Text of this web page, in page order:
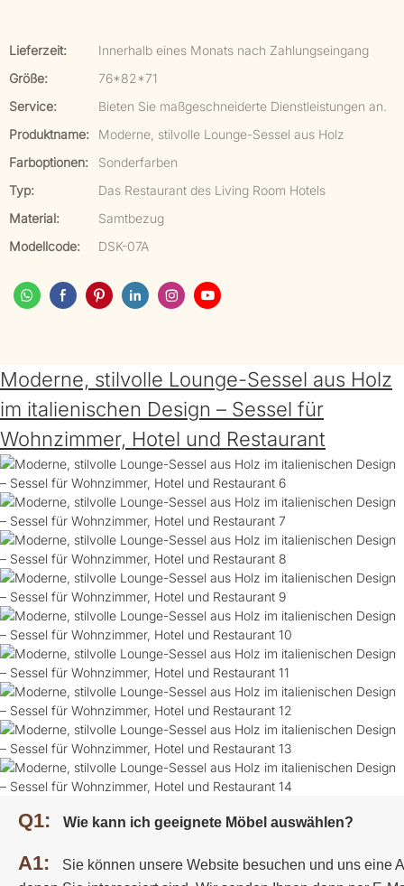
Lieferzeit:
Innerhalb eines Monats nach Zahlungseingang
Größe:
76*82*71
Service:
Bieten Sie maßgeschneiderte Dienstleistungen an.
Produktname:
Moderne, stilvolle Lounge-Sessel aus Holz
Farboptionen:
Sonderfarben
Typ:
Das Restaurant des Living Room Hotels
Material:
Samtbezug
Modellcode:
DSK-07A
Moderne, stilvolle Lounge-Sessel aus Holz
im italienischen Design – Sessel für
Wohnzimmer, Hotel und Restaurant
Q1: Wie kann ich geeignete Möbel auswählen?
A1:
Sie können unsere Website besuchen und uns eine